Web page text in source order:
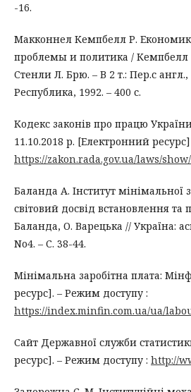
-16.
Макконнел Кемпбелл Р.
проблемы и политика / Кемпбелл
Стенли Л. Брю. – В 2 т.: Пер.с англ.,
Республика, 1992. – 400 с.
Кодекс законів про працю
11.10.2018 р. [Електронний
https://zakon.rada.gov.ua/laws/
Баланда А. Інститут мінімальної
світовий досвід встановлення
Баланда, О. Варецька // Україна:
No4. – С. 38-44.
Мінімальна заробітна плата:
ресурс]. – Режим доступу :
https://index.minfin.com.ua/ua/
Сайт Державної служби
ресурс]. – Режим доступу : http://